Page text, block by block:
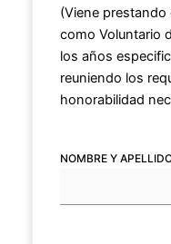
(Viene
como Voluntario
los años
reuniendo los
honorabilidad
NOMBRE Y